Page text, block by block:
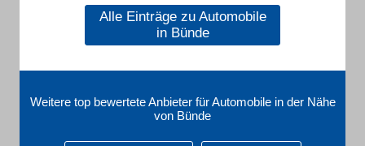
Alle Einträge zu Automobile
in Bünde
Weitere top bewertete Anbieter für Automobile in der Nähe
von Bünde